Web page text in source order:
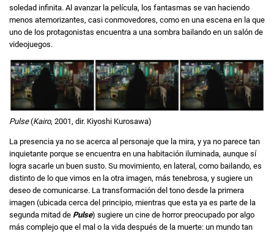
soledad infinita. Al avanzar la película, los fantasmas se van haciendo
menos atemorizantes, casi conmovedores, como en una escena en la que
uno de los protagonistas encuentra a una sombra bailando en un salón de
videojuegos.
Pulse(Kairo, 2001, dir. Kiyoshi Kurosawa)
La presencia ya no se acerca al personaje que la mira, y ya no parece tan
inquietante porque se encuentra en una habitación iluminada, aunque sí
logra sacarle un buen susto. Su movimiento, en lateral, como bailando, es
distinto de lo que vimos en la otra imagen, más tenebrosa, y sugiere un
deseo de comunicarse. La transformación del tono desde la primera
imagen (ubicada cerca del principio, mientras que esta ya es parte de la
segunda mitad de Pulse) sugiere un cine de horror preocupado por algo
más complejo que el mal o la vida después de la muerte: un mundo tan